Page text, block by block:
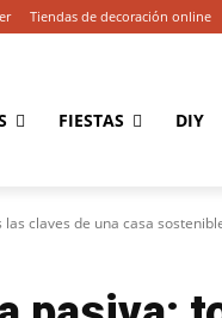
Tiendas de decoración online
FIESTAS DIY
claves de una casa